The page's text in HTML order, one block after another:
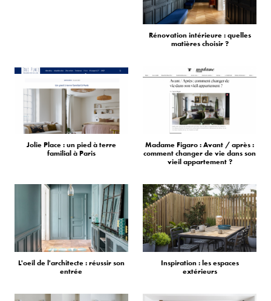
Rénovation intérieure : quelles
matières choisir ?
Jolie Place : un pied à terre
familial à Paris
Madame Figaro : Avant / après :
comment changer de vie dans son
vieil appartement ?
L'oeil de l'architecte : réussir son
entrée
Inspiration : les espaces
extérieurs